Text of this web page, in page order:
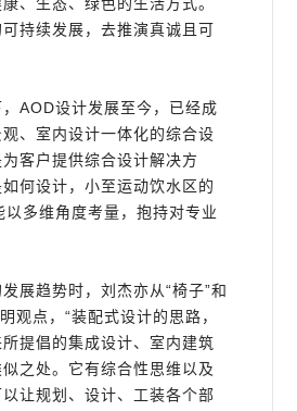
持续发展，去推演真诚且可
AOD设计发展至今，已经成
、室内设计一体化的综合设
客户提供综合设计解决方
何设计，小至运动饮水区的
多维角度考量，抱持对专业
展趋势时，刘杰亦从“椅子”和
观点，“装配式设计的思路，
提倡的集成设计、室内建筑
之处。它有综合性思维以及
让规划、设计、工装各个部